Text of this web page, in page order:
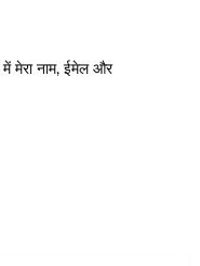
मेरा नाम, ईमेल और